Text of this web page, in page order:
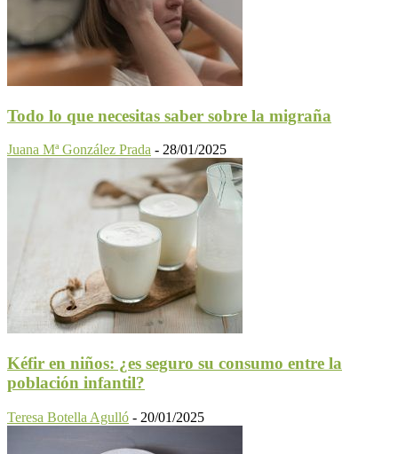
Todo lo que necesitas saber sobre la migraña
Juana Mª González Prada - 28/01/2025
Kéfir en niños: ¿es seguro su consumo entre la
población infantil?
Teresa Botella Agulló - 20/01/2025